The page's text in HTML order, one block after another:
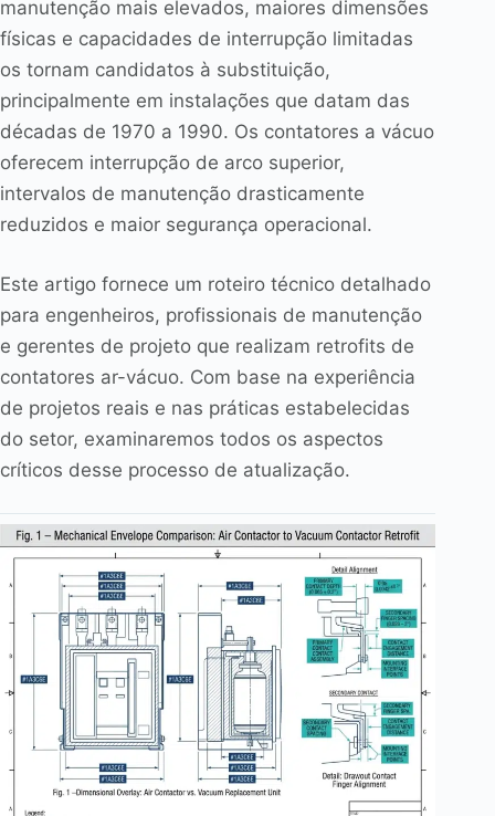
manutenção mais elevados, maiores dimensões
físicas e capacidades de interrupção limitadas
os tornam candidatos à substituição,
principalmente em instalações que datam das
décadas de 1970 a 1990. Os contatores a vácuo
oferecem interrupção de arco superior,
intervalos de manutenção drasticamente
reduzidos e maior segurança operacional.
Este artigo fornece um roteiro técnico detalhado
para engenheiros, profissionais de manutenção
e gerentes de projeto que realizam retrofits de
contatores ar-vácuo. Com base na experiência
de projetos reais e nas práticas estabelecidas
do setor, examinaremos todos os aspectos
críticos desse processo de atualização.